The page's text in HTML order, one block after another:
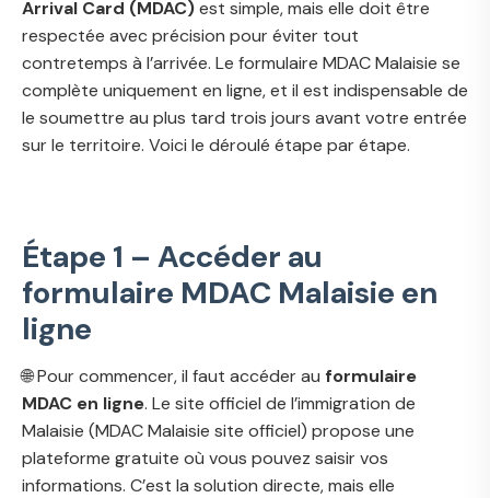
Arrival Card (MDAC)est simple, mais elle doit être
respectée avec précision pour éviter tout
contretemps à l’arrivée. Le formulaire MDAC Malaisie se
complète uniquement en ligne, et il est indispensable de
le soumettre au plus tard trois jours avant votre entrée
sur le territoire. Voici le déroulé étape par étape.
Étape 1 – Accéder au
formulaire MDAC Malaisie en
ligne
🌐 Pour commencer, il faut accéder au formulaire
MDAC en ligne. Le site officiel de l’immigration de
Malaisie (MDAC Malaisie site officiel) propose une
plateforme gratuite où vous pouvez saisir vos
informations. C’est la solution directe, mais elle